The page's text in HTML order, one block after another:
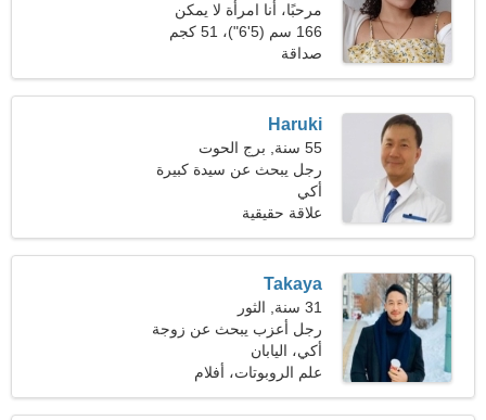
مرحبًا، أنا امرأة لا يمكن
الاقتراب منها
166 سم (5'6")، 51 كجم
(112 رطلا)
صداقة
Haruki
55 سنة, برج الحوت
رجل يبحث عن سيدة كبيرة
أكي
علاقة حقيقية
Takaya
31 سنة, الثور
رجل أعزب يبحث عن زوجة
أكي، اليابان
علم الروبوتات، أفلام